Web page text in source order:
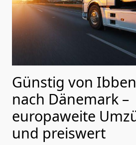
Günstig von
nach Dänemark –
europaweite
und preiswert